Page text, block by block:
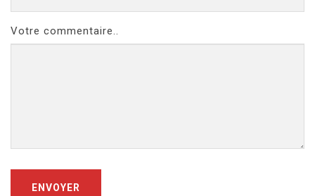
Votre commentaire..
ENVOYER